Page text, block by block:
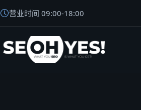
营业时间09:00-18:00
SEOH